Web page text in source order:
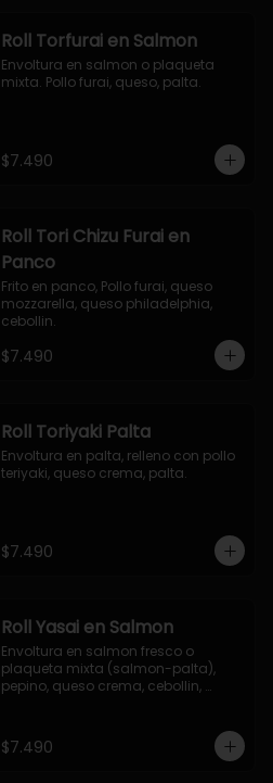
Roll Torfurai en Salmon
Envoltura en salmon o plaqueta
mixta. Pollo furai, queso, palta.
$7.490
Roll Tori Chizu Furai en
Panco
Frito en panco, Pollo furai, queso
mozzarella, queso philadelphia,
cebollin.
$7.490
Roll Toriyaki Palta
Envoltura en palta, relleno con pollo
teriyaki, queso crema, palta.
$7.490
Roll Yasai en Salmon
Envoltura en salmon fresco o
plaqueta mixta (salmon-palta),
pepino, queso crema, cebollin,
$7.490